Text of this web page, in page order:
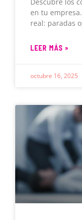
en tu
real: paradas
LEER MÁS »
octubre 16, 2025